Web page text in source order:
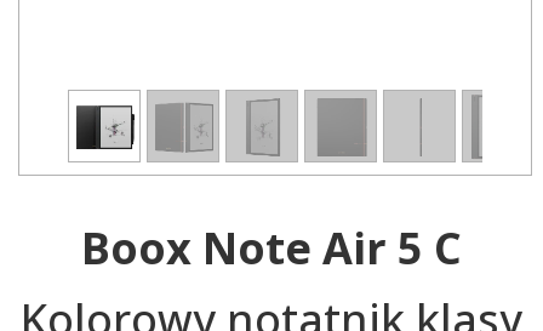
Boox Note Air 5 C
Kolorowy notatnik klasy